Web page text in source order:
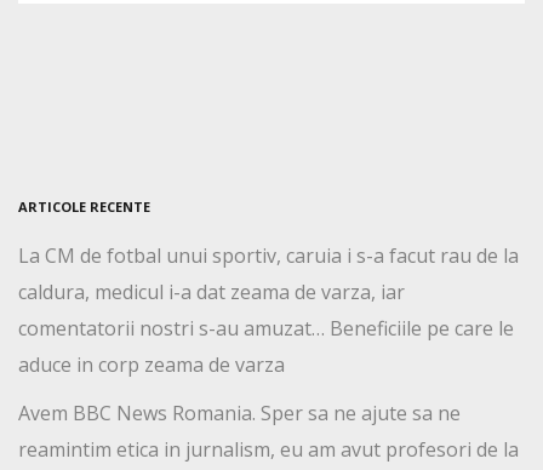
ARTICOLE RECENTE
La CM de fotbal unui sportiv, caruia i s-a facut rau de la
caldura, medicul i-a dat zeama de varza, iar
comentatorii nostri s-au amuzat… Beneficiile pe care le
aduce in corp zeama de varza
Avem BBC News Romania. Sper sa ne ajute sa ne
reamintim etica in jurnalism, eu am avut profesori de la